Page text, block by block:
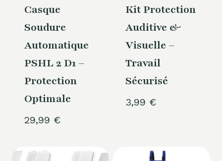
Casque
Soudure
Automatique
PSHL 2 D1 –
Protection
Optimale
29,99 €
Kit Protection
Auditive &
Visuelle –
Travail
Sécurisé
3,99 €